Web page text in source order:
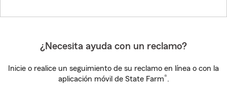
¿Necesita ayuda con un reclamo?
Inicie o realice un seguimiento de su reclamo en línea o con la
aplicación móvil de State Farm®.